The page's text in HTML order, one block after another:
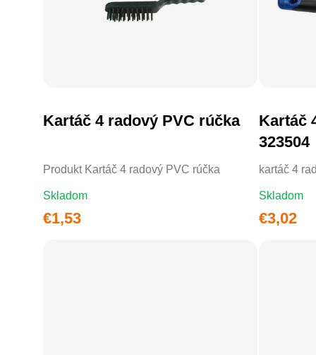
Kartáč 4 radový PVC rúčka
Produkt Kartáč 4 radový PVC rúčka
Skladom
€1,53
Kartáč
323504
kartáč 4
Skladom
€3,02